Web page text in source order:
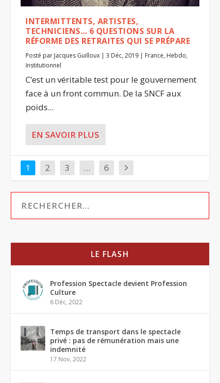
INTERMITTENTS, ARTISTES,
TECHNICIENS… 6 QUESTIONS SUR LA
RÉFORME DES RETRAITES QUI SE PRÉPARE
Posté par Jacques Guilloux |3 Déc, 2019 | France, Hebdo,
Institutionnel
C’est un véritable test pour le gouvernement
face à un front commun. De la SNCF aux
poids...
EN SAVOIR PLUS
1 2 3 … 6
LE FLASH
Profession Spectacle devient Profession
Culture
6 Déc, 2022
Temps de transport dans le spectacle
privé : pas de rémunération mais une
indemnité
17 Nov, 2022